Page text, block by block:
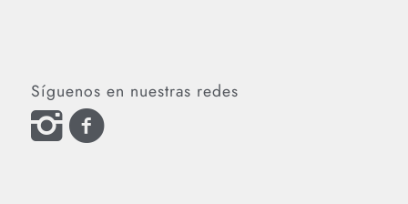
Síguenos en nuestras redes